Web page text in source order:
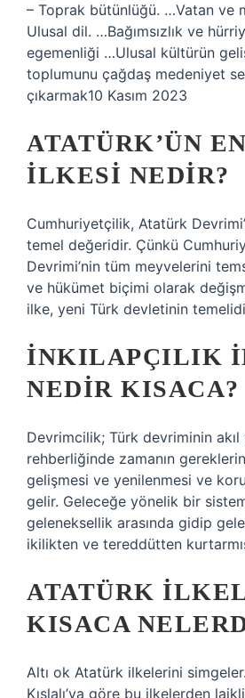
– Toprak bütünlüğü. …Vatan ve
Ulusal dil. …Bağımsızlık ve
egemenliği …Ulusal kültürün
toplumunu çağdaş medeniyet
çıkarmak10 Kasım 2023
ATATÜRK’ÜN
ILKESI NEDIR?
Cumhuriyetçilik, Atatürk
temel değeridir. Çünkü
Devrimi’nin tüm meyvelerini
ve hükümet biçimi olarak
ilke, yeni Türk devletinin
İNKILAPÇILIK
NEDIR KISACA?
Devrimcilik; Türk devriminin
rehberliğinde zamanın
gelişmesi ve yenilenmesi ve
gelir. Geleceğe yönelik bir
geleneksellik arasında gidip
ikilikten ve tereddütten
ATATÜRK
KISACA
Altı ok Atatürk ilkelerini
Kışlalı’ya göre bu ilkelerden